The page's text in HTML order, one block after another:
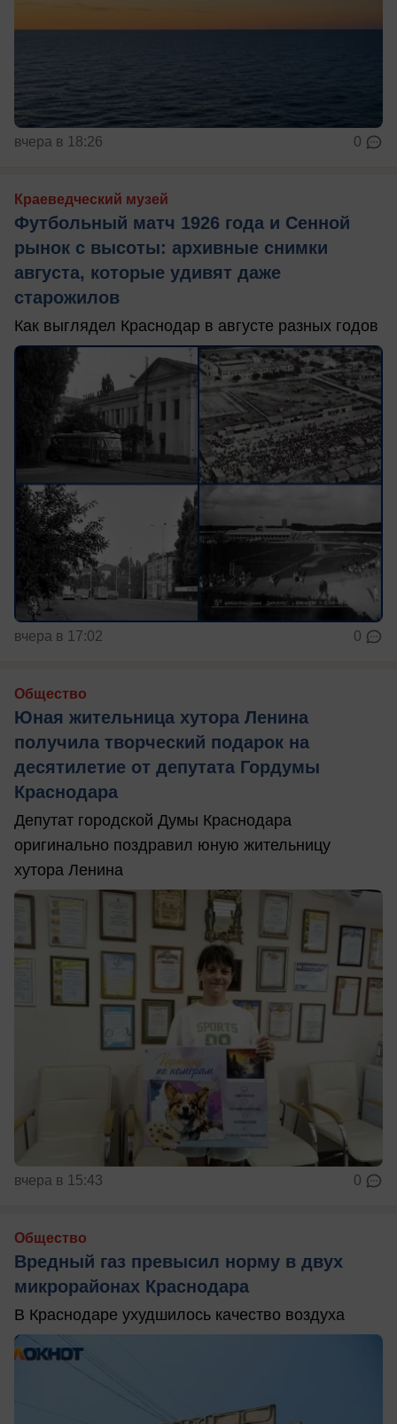
вчера в 18:26 0
Краеведческий музей
Футбольный матч 1926 года и Сенной
рынок с высоты: архивные снимки
августа, которые удивят даже
старожилов
Как выглядел Краснодар в августе разных годов
вчера в 17:02 0
Общество
Юная жительница хутора Ленина
получила творческий подарок на
десятилетие от депутата Гордумы
Краснодара
Депутат городской Думы Краснодара
оригинально поздравил юную жительницу
хутора Ленина
вчера в 15:43 0
Общество
Вредный газ превысил норму в двух
микрорайонах Краснодара
В Краснодаре ухудшилось качество воздуха